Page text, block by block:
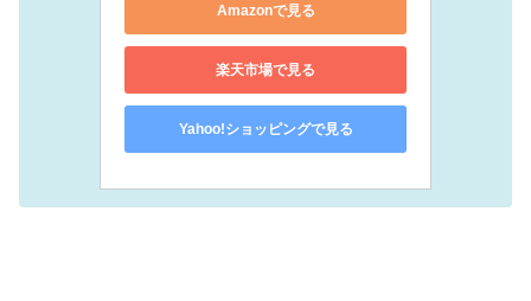
Amazonで見る
楽天市場で見る
Yahoo!ショッピングで見る